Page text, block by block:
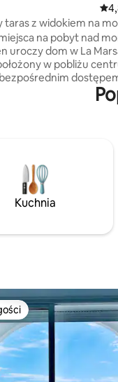
taras z widokiem na
dostęp do plaży
na pobyt nad
uroczy dom w La
w pobliżu
pełni klimatyzowane dla
obejmuje przestronną
2 wioseł, 1 3-
miejsca do grillowania
na morze, aby spędzić
chwile.
Kuchnia